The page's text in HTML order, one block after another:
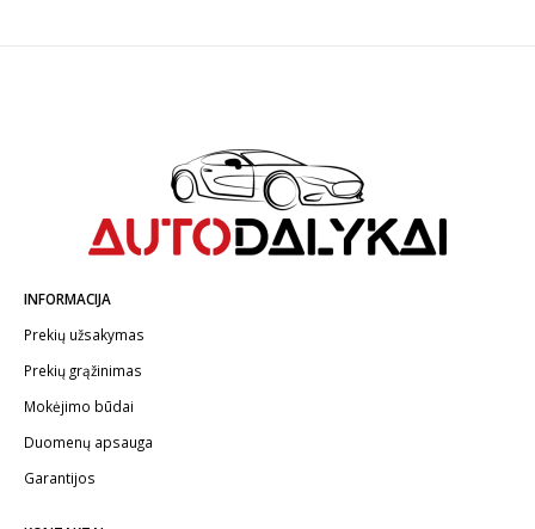
INFORMACIJA
Prekių užsakymas
Prekių grąžinimas
Mokėjimo būdai
Duomenų apsauga
Garantijos